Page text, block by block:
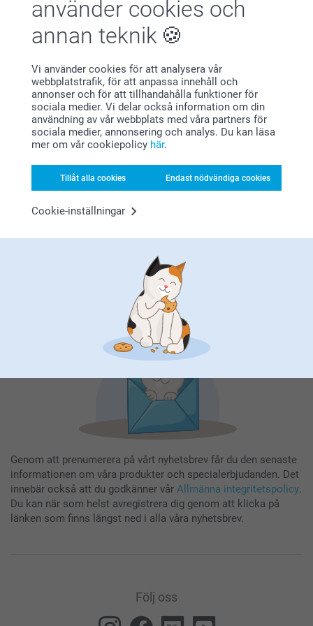
använder cookies och
annan teknik
Vi använder cookies för att analysera vår
webbplatstrafik, för att anpassa innehåll och
annonser och för att tillhandahålla funktioner för
sociala medier. Vi delar också information om din
användning av vår webbplats med våra partners för
sociala medier, annonsering och analys. Du kan läsa
mer om vår cookiepolicy här.
Tillåt alla cookies Endast nödvändiga cookies
Cookie-inställningar
Letar du efter inspiration?
Förstklassig kundservice
Genom att prenumerera på vårt nyhetsbrev får du den senaste
informationen om våra produkter och specialerbjudanden. Det
innebär också att du godkänner vår Allmänna integritetspolicy.
Du kan när som helst avregistrera dig genom att klicka på
länken som finns längst ned i alla våra nyhetsbrev.
Följ oss